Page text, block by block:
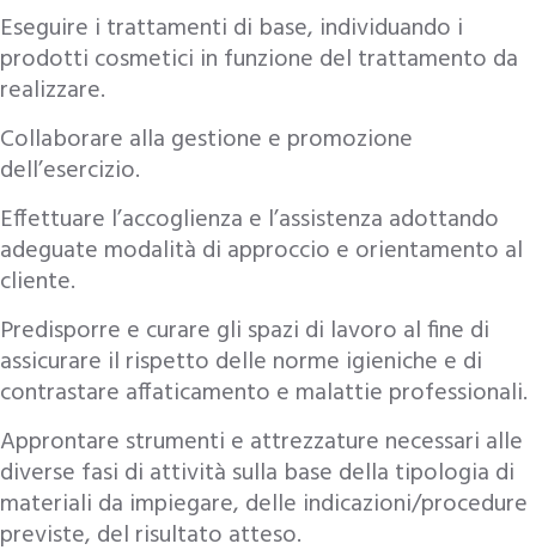
Eseguire i trattamenti di base, individuando i
prodotti cosmetici in funzione del trattamento da
realizzare.
Collaborare alla gestione e promozione
dell’esercizio.
Effettuare l’accoglienza e l’assistenza adottando
adeguate modalità di approccio e orientamento al
cliente.
Predisporre e curare gli spazi di lavoro al fine di
assicurare il rispetto delle norme igieniche e di
contrastare affaticamento e malattie professionali.
Approntare strumenti e attrezzature necessari alle
diverse fasi di attività sulla base della tipologia di
materiali da impiegare, delle indicazioni/procedure
previste, del risultato atteso.